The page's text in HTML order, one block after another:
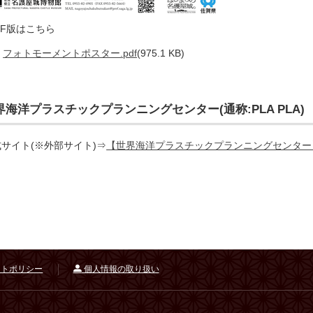
版はこちら
フォトモーメントポスター.pdf(975.1 KB)
海洋プラスチックプランニングセンター(通称:PLA PLA)
サイト(※外部サイト)⇒ 【世界海洋プラスチックプランニングセンタ
ポリシー 個人情報の取り扱い